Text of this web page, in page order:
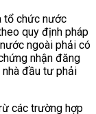
tổ chức nước
quy định pháp
ngoài phải có
nhận đăng
đầu tư phải
các trường hợp